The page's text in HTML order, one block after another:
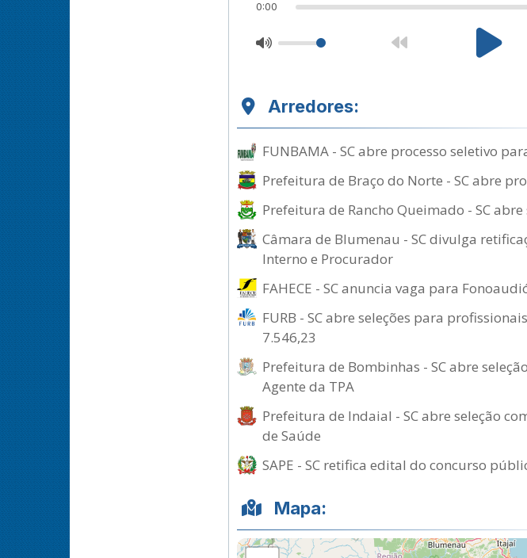
0:00
Arredores:
FUNBAMA - SC abre processo seletivo
Prefeitura de Braço do Norte - SC abre
Prefeitura de Rancho Queimado - SC
Câmara de Blumenau - SC divulga
Interno e Procurador
FAHECE - SC anuncia vaga para
FURB - SC abre seleções para
7.546,23
Prefeitura de Bombinhas - SC abre
Agente da TPA
Prefeitura de Indaial - SC abre seleção
de Saúde
SAPE - SC retifica edital do concurso
Mapa: